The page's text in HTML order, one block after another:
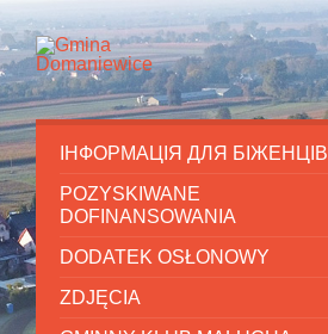
ІНФОРМАЦІЯ ДЛЯ БІЖЕНЦІВ
POZYSKIWANE
DOFINANSOWANIA
DODATEK OSŁONOWY
ZDJĘCIA